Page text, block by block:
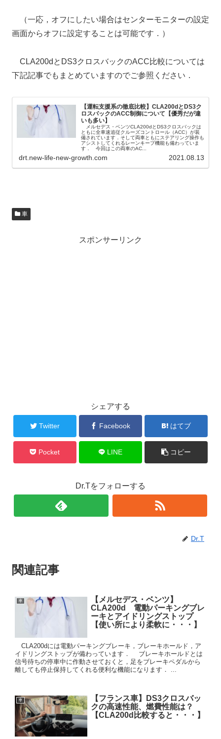
（一応，オフにしたい場合はセンターモニターの設定
画面からオフに設定することは可能です．）
CLA200dとDS3クロスバックのACC比較については
下記記事でもまとめていますのでご参照ください．
【運転支援系の徹底比較】CLA200dとDS3ク
ロスバックのACC制御について【優秀だが違
いも多い】
メルセデス・ベンツCLA200dとDS3クロスバックは
ともに全車速追従クルーズコントロール（ACC）が装
備されています．そして両車ともにステアリング操作も
アシストしてくれるレーンキープ機能も備わっていま
す． 今回はこの両車のAC...
drt.new-life-new-growth.com 2021.08.13
車
スポンサーリンク
シェアする
Twitter Facebook はてブ
Pocket LINE コピー
Dr.Tをフォローする
Dr.T
関連記事
車
【メルセデス・ベンツ】
CLA200d 電動パーキングブレ
ーキとアイドリングストップ
【使い所により柔軟に・・・】
CLA200dには電動パーキングブレーキ，ブレーキホールド，ア
イドリングストップが備わっています． ブレーキホールドとは
信号待ちの停車中に作動させておくと，足をブレーキペダルから
離しても停止保持してくれる便利な機能になります． ...
車
【フランス車】DS3クロスバッ
クの高速性能、燃費性能は？
【CLA200d比較すると・・・】